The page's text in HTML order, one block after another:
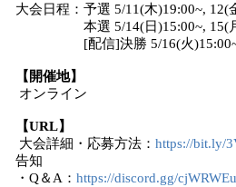
大会日程：予選 5/11(木)19:00~, 12(
本選 5/14(日)15:00~, 15(月
[配信]決勝 5/16(火
【開催地】
オンライン
【URL】
大会詳細・応募方法： https://bit.ly/
告知
・Q＆A： https://discord.gg/